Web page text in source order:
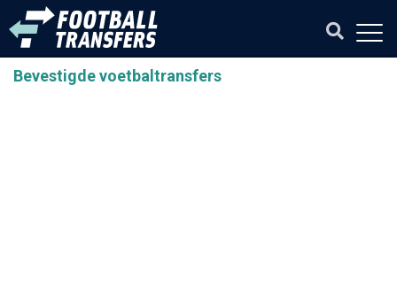
Bevestigde voetbaltransfers